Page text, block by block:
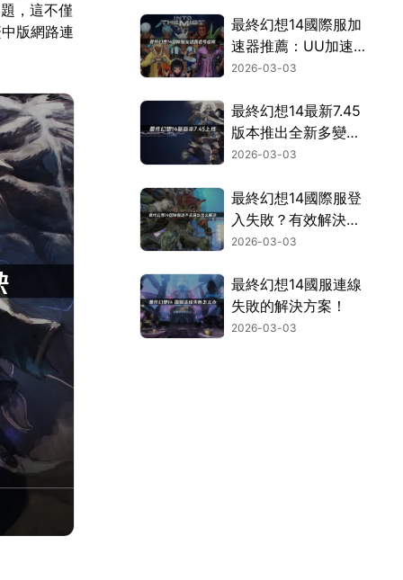
，這不僅
版網路連
最終幻想14國際服加
速器推薦：UU加速
器完整使用指南！
2026-03-03
最終幻想14最新7.45
版本推出全新多變迷
宮：網路加速新體
2026-03-03
最終幻想14國際服登
入失敗？有效解決方
案與原因解析！
2026-03-03
最終幻想14國服連線
失敗的解決方案！
2026-03-03